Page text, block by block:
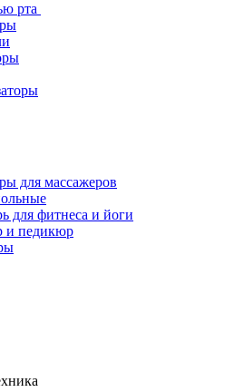
рта
для массажеров
для фитнеса и йоги
педикюр